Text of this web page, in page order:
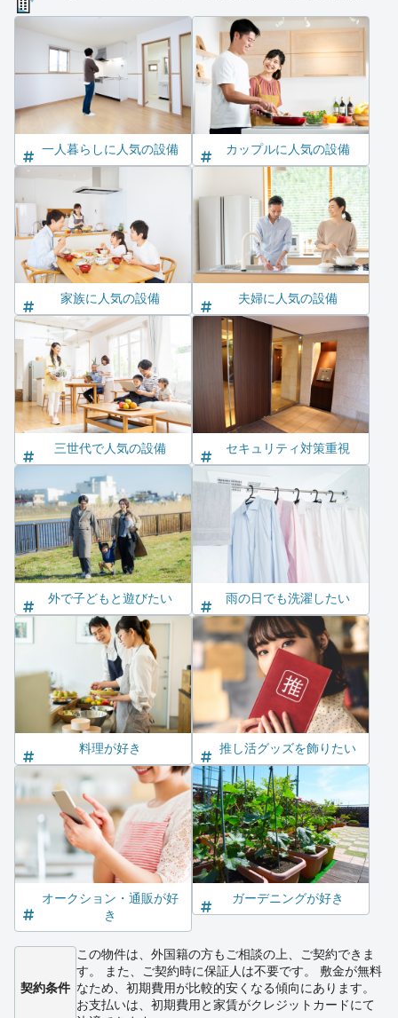
一人暮らしに人気の設備 カップルに人気の設備
家族に人気の設備 夫婦に人気の設備
三世代で人気の設備 セキュリティ対策重視
外で子どもと遊びたい 雨の日でも洗濯したい
料理が好き 推し活グッズを飾りたい
オークション・通販が好
き
ガーデニングが好き
契約条件
この物件は、外国籍の方もご相談の上、ご契約できま
す。 また、ご契約時に保証人は不要です。 敷金が無料
なため、初期費用が比較的安くなる傾向にあります。
お支払いは、初期費用と家賃がクレジットカードにて